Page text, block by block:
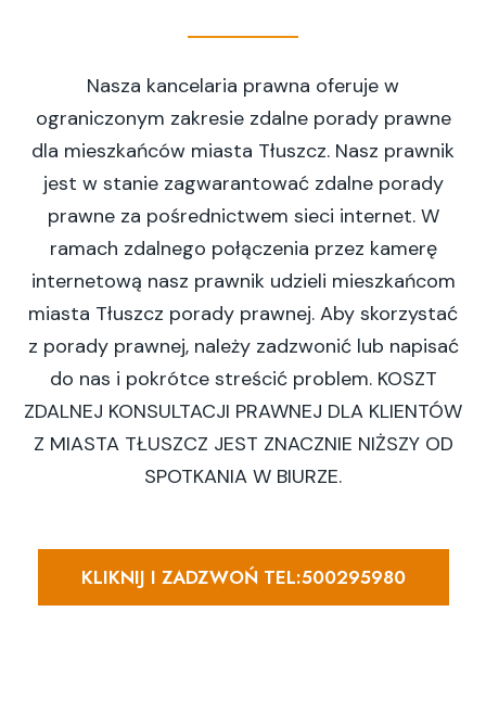
Nasza kancelaria prawna oferuje w
ograniczonym zakresie zdalne porady prawne
dla mieszkańców miasta Tłuszcz. Nasz prawnik
jest w stanie zagwarantować zdalne porady
prawne za pośrednictwem sieci internet. W
ramach zdalnego połączenia przez kamerę
internetową nasz prawnik udzieli mieszkańcom
miasta Tłuszcz porady prawnej. Aby skorzystać
z porady prawnej, należy zadzwonić lub napisać
do nas i pokrótce streścić problem. KOSZT
ZDALNEJ KONSULTACJI PRAWNEJ DLA KLIENTÓW
Z MIASTA TŁUSZCZ JEST ZNACZNIE NIŻSZY OD
SPOTKANIA W BIURZE.
KLIKNIJ I ZADZWOŃ TEL:500295980